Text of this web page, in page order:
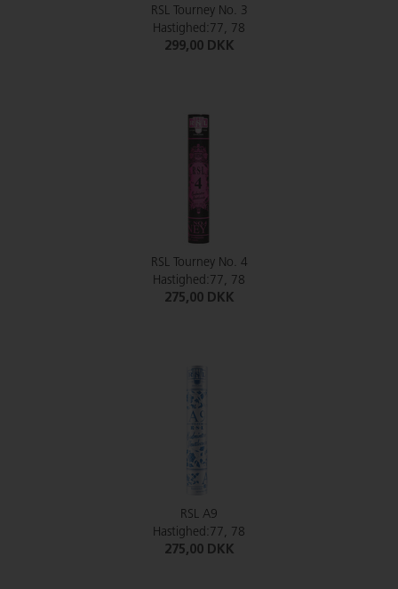
RSL Tourney No. 3
Hastighed:77, 78
299,00 DKK
RSL Tourney No. 4
Hastighed:77, 78
275,00 DKK
RSL A9
Hastighed:77, 78
275,00 DKK